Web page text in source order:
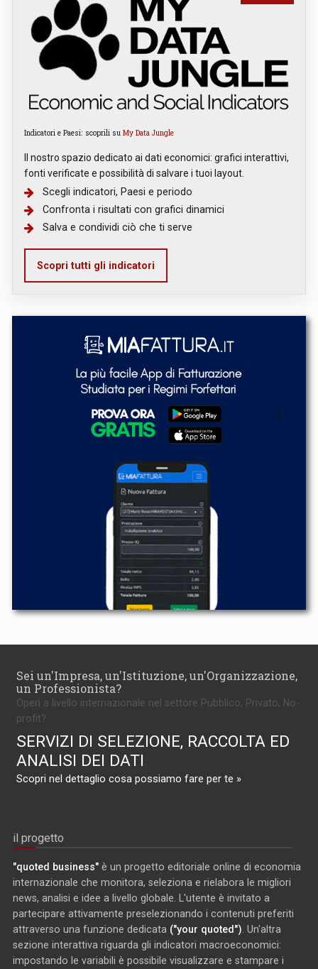
Indicatori e Paesi: scoprili su My Data Jungle
Il nostro spazio dedicato ai dati economici: grafici interattivi,
fonti verificate e possibilità di salvare i tuoi layout.
Scegli indicatori, Paesi e periodo
Confronta i risultati con grafici dinamici
Salva e condividi ciò che ti serve
Scopri tutti gli indicatori
Sei un'Impresa, un'Istituzione, un'Organizzazione,
un Professionista?
Operi a livello internazionale nel settore Pubblico, Privato, No-
profit?
SERVIZI DI SELEZIONE, RACCOLTA ED
ANALISI DEI DATI
Scopri nel dettaglio cosa possiamo fare per te »
il progetto
"quoted business" è un progetto editoriale online di economia
internazionale che monitora, seleziona e rielabora le migliori
news, analisi e idee a livello globale. L'utente è invitato a
partecipare attivamente preselezionando i contenuti preferiti
attraverso una funzione dedicata ("your quoted") . Un'altra
sezione interattiva riguarda gli indicatori macroeconomici:
impostando le variabili è possibile visualizzare e stampare i